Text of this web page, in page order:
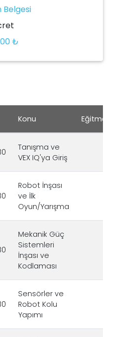
Belgesi
₺
Konu Eğitmen
Tanışma ve
VEX IQ'ya Giriş
Robot İnşası
ve İlk
Oyun/Yarışma
Mekanik Güç
Sistemleri
İnşası ve
Kodlaması
Sensörler ve
Robot Kolu
Yapımı